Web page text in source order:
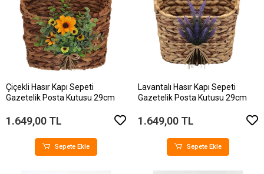
Çiçekli Hasır Kapı Sepeti
Gazetelik Posta Kutusu 29cm
1.649,00 TL
Sepete Ekle
Lavantalı Hasır Kapı Sepeti
Gazetelik Posta Kutusu 29cm
1.649,00 TL
Sepete Ekle